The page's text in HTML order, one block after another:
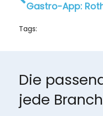
Tags:
Die
jede